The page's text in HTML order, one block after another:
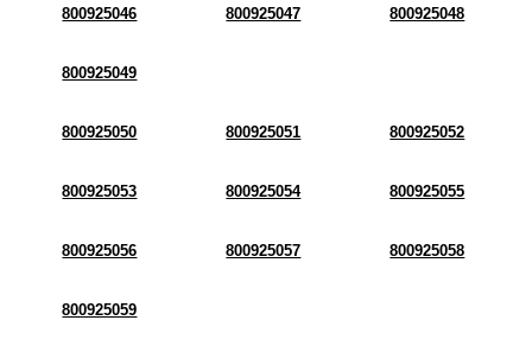
800925046 800925047 800925048
800925049
800925050 800925051 800925052
800925053 800925054 800925055
800925056 800925057 800925058
800925059